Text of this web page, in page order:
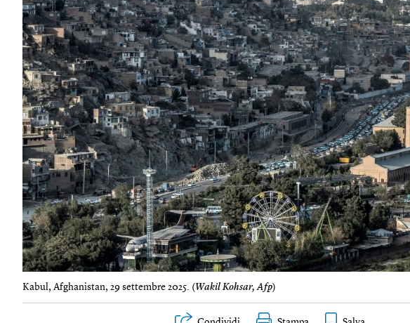
Kabul, Afghanistan, 29 settembre 2025. ( Wakil Kohsar, Afp)